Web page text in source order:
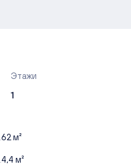
Этажи
1
62 м²
4,4 м²